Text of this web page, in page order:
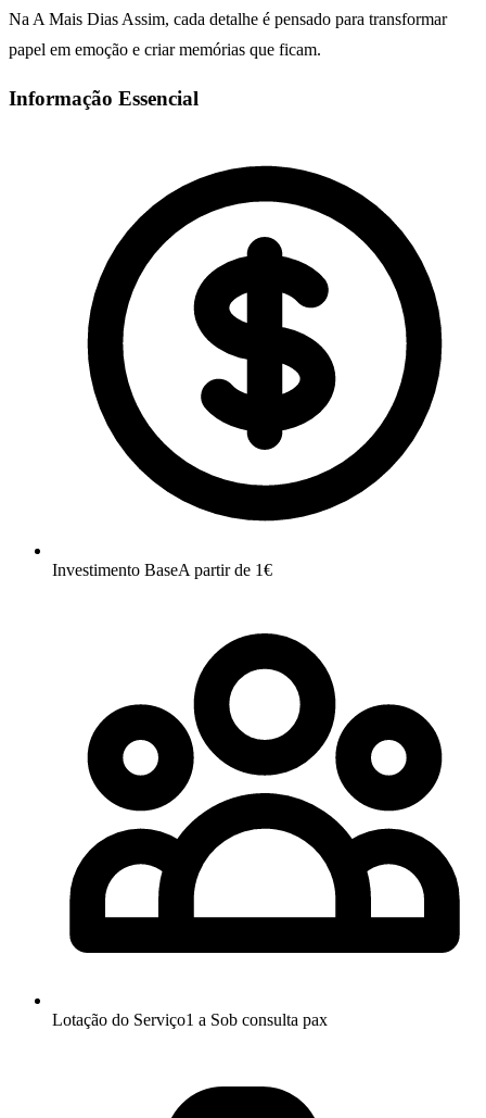
Na A Mais Dias Assim, cada detalhe é pensado para transformar
papel em emoção e criar memórias que ficam.
Informação Essencial
Investimento BaseA partir de 1€
Lotação do Serviço1 a Sob consulta pax